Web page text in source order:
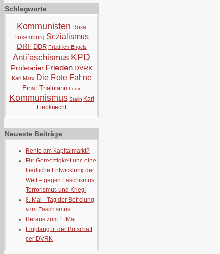
Schlagworte
Kommunisten Rosa
Luxemburg Sozialismus
DRF DDR Friedrich Engels
Antifaschismus KPD
Proletarier Frieden DVRK
Karl Marx Die Rote Fahne
Ernst Thälmann Lenin
Kommunismus Stalin Karl
Liebknecht
Neueste Beiträge
Rente am Kapitalmarkt?
Für Gerechtigkeit und eine
friedliche Entwicklung der
Welt – gegen Faschismus,
Terrorismus und Krieg!
8. Mai - Tag der Befreiung
vom Faschismus
Heraus zum 1. Mai
Empfang in der Botschaft
der DVRK